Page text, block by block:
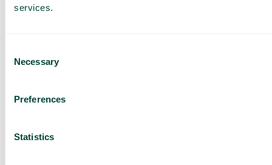
services.
Selection
Necessary
Preferences
Statistics
arbetssätt? Telavox...